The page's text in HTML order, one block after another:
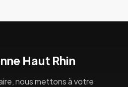
Haut Rhin
nous mettons à votre